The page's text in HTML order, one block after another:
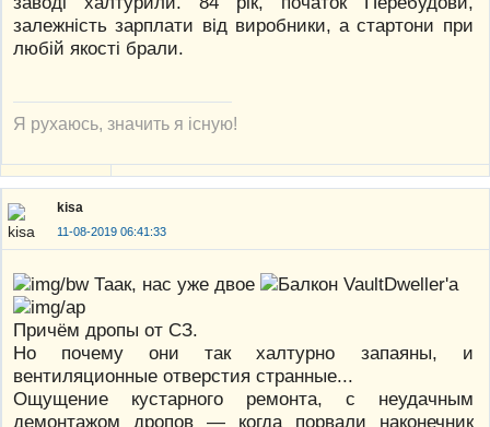
залежність зарплати від виробники, а стартони при
любій якості брали.
Я рухаюсь, значить я існую!
kisa
11-08-2019 06:41:33
Таак, нас уже двое
Причём дропы от СЗ.
Но почему они так халтурно запаяны, и
вентиляционные отверстия странные...
Ощущение кустарного ремонта, с неудачным
демонтажом дропов — когда порвали наконечник